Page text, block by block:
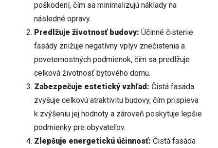
poškodení, čím sa minimalizujú náklady na
následné opravy.
Predlžuje životnosť budovy: Účinné čistenie
fasády znižuje negatívny vplyv znečistenia a
poveternostných podmienok, čím sa predlžuje
celková životnosť bytového domu.
Zabezpečuje estetický vzhľad: Čistá fasáda
zvyšuje celkovú atraktivitu budovy, čím prispieva
k zvýšeniu jej hodnoty a zároveň poskytuje lepšie
podmienky pre obyvateľov.
Zlepšuje energetickú účinnosť: Čistá fasáda